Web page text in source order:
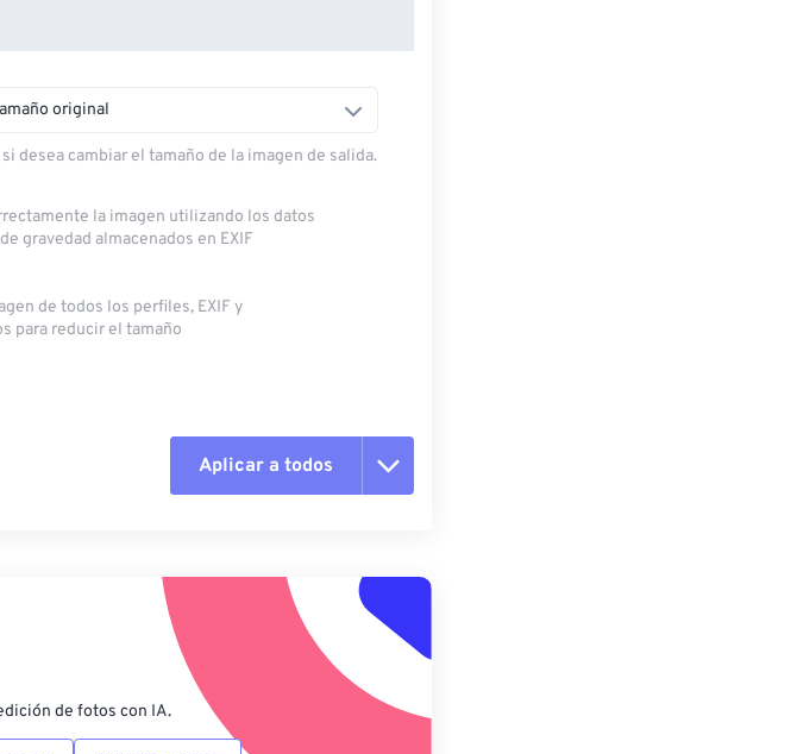
original
desea cambiar el tamaño de la imagen de salida.
la imagen utilizando los datos
gravedad almacenados en EXIF
de todos los perfiles, EXIF ​​y
para reducir el tamaño
Aplicar a todos
Aplicar desde el ajuste preestablecido
Guardar como preestablecido
de fotos con IA.